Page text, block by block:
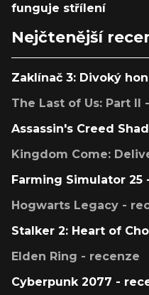
funguje střílení
Nejčtenější
Zaklínač 3: Divoký
The Last of Us: Part II
Assassin's Creed
Kingdom Come:
Farming Simulator 25
Hogwarts Legacy -
Stalker 2: Heart of
Elden Ring - recenze
Cyberpunk 2077 -